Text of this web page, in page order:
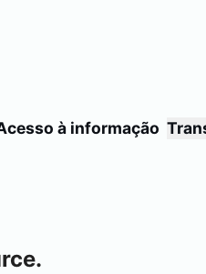
à informação